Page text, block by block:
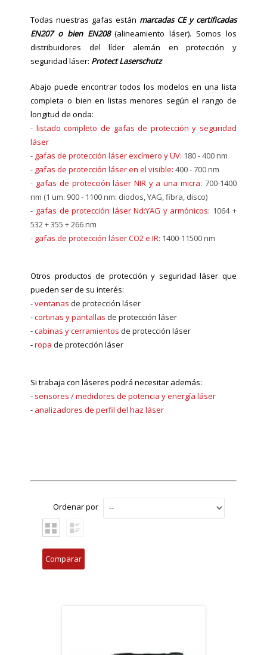
Todas nuestras gafas están marcadas CE y certificadas
EN207 o bien EN208(alineamiento láser). Somos los
distribuidores del líder alemán en protección y
seguridad láser: Protect Laserschutz
Abajo puede encontrar todos los modelos en una lista
completa o bien en listas menores según el rango de
longitud de onda:
- listado completo de gafas de protección y seguridad
láser
- gafas de protección láser excímero y UV: 180 - 400 nm
- gafas de protección láser en el visible: 400 - 700 nm
- gafas de protección láser NIR y a una micra: 700-1400
nm (1 um: 900 - 1100 nm: diodos, YAG, fibra, disco)
- gafas de protección láser Nd:YAG y armónicos: 1064 +
532 + 355 + 266 nm
- gafas de protección láser CO2 e IR: 1400-11500 nm
Otros productos de protección y seguridad láser que
pueden ser de su interés:
-ventanas de protección láser
-cortinas y pantallas de protección láser
-cabinas y cerramientos de protección láser
-ropa de protección láser
Si trabaja con láseres podrá necesitar además:
- sensores / medidores de potencia y energía láser
- analizadores de perfil del haz láser
Ordenar por